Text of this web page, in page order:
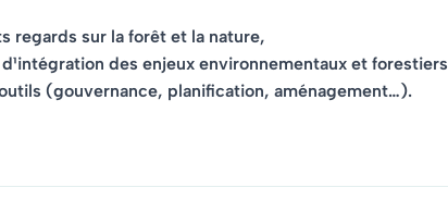
regards sur la forêt et la nature,
des enjeux environnementaux et forestiers
(gouvernance, planification, aménagement…).